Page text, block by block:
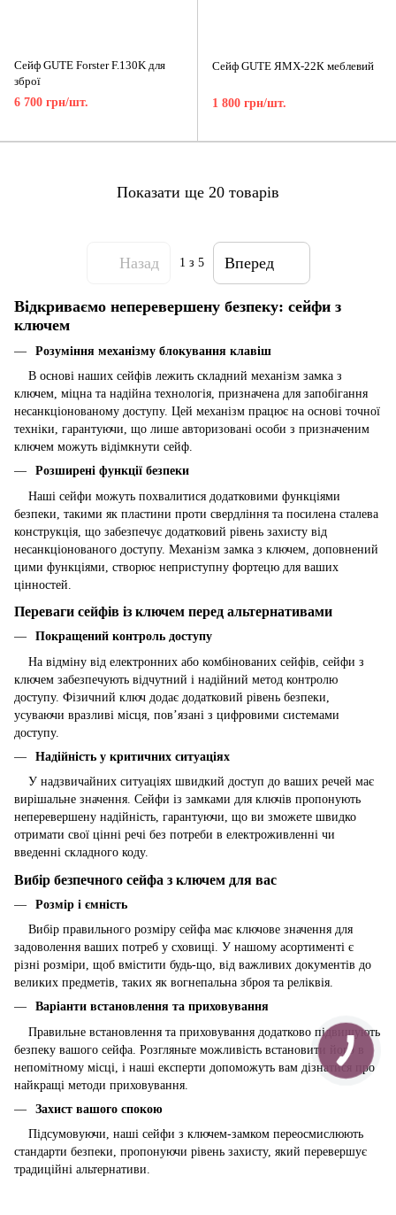
Сейф GUTE Forster F.130K для
зброї
6 700 грн/шт.
Сейф GUTE ЯМХ-22К меблевий
1 800 грн/шт.
Показати ще 20 товарів
Назад 1 з 5 Вперед
Відкриваємо неперевершену безпеку: сейфи з
ключем
Розуміння механізму блокування клавіш
В основі наших сейфів лежить складний механізм замка з
ключем, міцна та надійна технологія, призначена для запобігання
несанкціонованому доступу. Цей механізм працює на основі точної
техніки, гарантуючи, що лише авторизовані особи з призначеним
ключем можуть відімкнути сейф.
Розширені функції безпеки
Наші сейфи можуть похвалитися додатковими функціями
безпеки, такими як пластини проти свердління та посилена сталева
конструкція, що забезпечує додатковий рівень захисту від
несанкціонованого доступу. Механізм замка з ключем, доповнений
цими функціями, створює неприступну фортецю для ваших
цінностей.
Переваги сейфів із ключем перед альтернативами
Покращений контроль доступу
На відміну від електронних або комбінованих сейфів, сейфи з
ключем забезпечують відчутний і надійний метод контролю
доступу. Фізичний ключ додає додатковий рівень безпеки,
усуваючи вразливі місця, пов’язані з цифровими системами
доступу.
Надійність у критичних ситуаціях
У надзвичайних ситуаціях швидкий доступ до ваших речей має
вирішальне значення. Сейфи із замками для ключів пропонують
неперевершену надійність, гарантуючи, що ви зможете швидко
отримати свої цінні речі без потреби в електроживленні чи
введенні складного коду.
Вибір безпечного сейфа з ключем для вас
Розмір і ємність
Вибір правильного розміру сейфа має ключове значення для
задоволення ваших потреб у сховищі. У нашому асортименті є
різні розміри, щоб вмістити будь-що, від важливих документів до
великих предметів, таких як вогнепальна зброя та реліквія.
Варіанти встановлення та приховування
Правильне встановлення та приховування додатково підвищують
безпеку вашого сейфа. Розгляньте можливість встановити його в
непомітному місці, і наші експерти допоможуть вам дізнатися про
найкращі методи приховування.
Захист вашого спокою
Підсумовуючи, наші сейфи з ключем-замком переосмислюють
стандарти безпеки, пропонуючи рівень захисту, який перевершує
традиційні альтернативи.